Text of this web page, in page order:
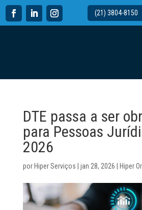
(21) 3804-8150
DTE passa a ser
para Pessoas
2026
por Hiper Serviços jan 28, 2026 Hiper